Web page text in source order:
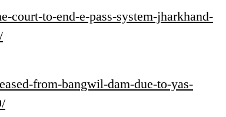
court-to-end-e-pass-system-jharkhand-
from-bangwil-dam-due-to-yas-